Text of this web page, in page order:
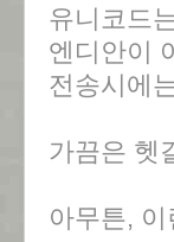
유니코드
엔디안이
전송시에
가끔은 헷
아무튼,